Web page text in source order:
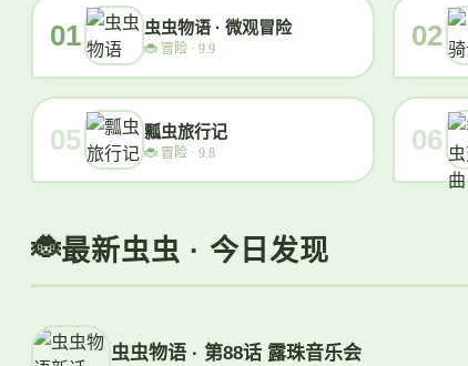
01 虫虫物语 · 微观冒险
🐞 冒险 · 9.9 02
05 瓢虫旅行记
🐞 冒险 · 9.8 06
最新虫虫 · 今日发现
虫虫物语 · 第88话 露珠音乐会